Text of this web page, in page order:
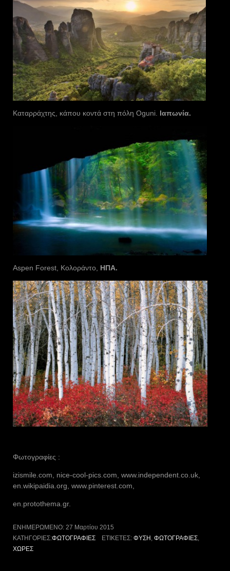
Καταρράχτης, κάπου κοντά στη πόλη Oguni. Ιαπωνία.
Aspen Forest, Κολοράντο, ΗΠΑ.
Φωτογραφίες :
izismile.com, nice-cool-pics.com, www.independent.co.uk,
en.wikipaidia.org, www.pinterest.com,
en.protothema.gr.
ΕΝΗΜΕΡΩΜΈΝΟ: 27 Μαρτίου 2015
ΚΑΤΗΓΟΡΊΕΣ:ΦΩΤΟΓΡΑΦΊΕΣ ΕΤΙΚΈΤΕΣ: ΦΎΣΗ , ΦΩΤΟΓΡΑΦΊΕΣ,
ΧΏΡΕΣ